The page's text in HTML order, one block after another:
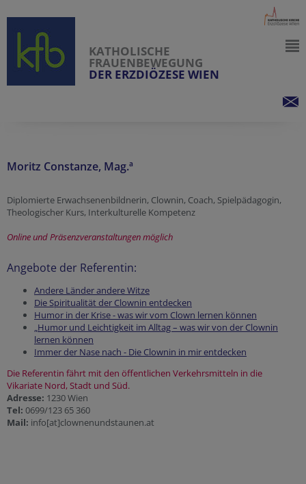
KATHOLISCHE
FRAUENBEWEGUNG
DER ERZDIÖZESE WIEN
Moritz Constanze, Mag.ª
Diplomierte Erwachsenenbildnerin, Clownin, Coach, Spielpädagogin,
Theologischer Kurs, Interkulturelle Kompetenz
Online und Präsenzveranstaltungen möglich
Angebote der Referentin:
Andere Länder andere Witze
Die Spiritualität der Clownin entdecken
Humor in der Krise - was wir vom Clown lernen können
„Humor und Leichtigkeit im Alltag – was wir von der Clownin
lernen können
Immer der Nase nach - Die Clownin in mir entdecken
Die Referentin fährt mit den öffentlichen Verkehrsmitteln in die
Vikariate Nord, Stadt und Süd.
Adresse: 1230 Wien
Tel: 0699/123 65 360
Mail: info[at]clownenundstaunen.at